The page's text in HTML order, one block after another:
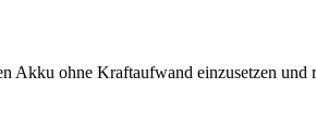
ohne Kraftaufwand einzusetzen